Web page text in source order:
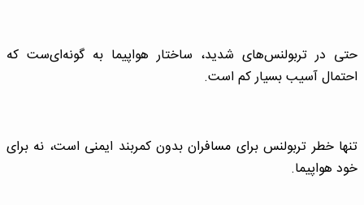
حتی در تربولنس‌های شدید، ساختار هواپیما به گونه‌ای‌ست که
احتمال آسیب بسیار کم است.
تنها خطر تربولنس برای مسافران بدون کمربند ایمنی است، نه برای
خود هواپیما.